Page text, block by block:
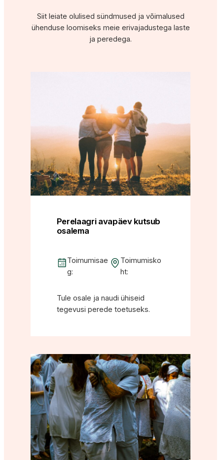
Siit leiate olulised sündmused ja võimalused
ühenduse loomiseks meie erivajadustega laste
ja peredega.
Perelaagri avapäev kutsub
osalema
Toimumisae
g:
Toimumisko
ht:
Tule osale ja naudi ühiseid
tegevusi perede toetuseks.